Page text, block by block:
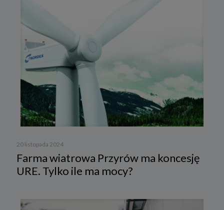
20 listopada 2024
Farma wiatrowa Przyrów ma koncesję
URE. Tylko ile ma mocy?